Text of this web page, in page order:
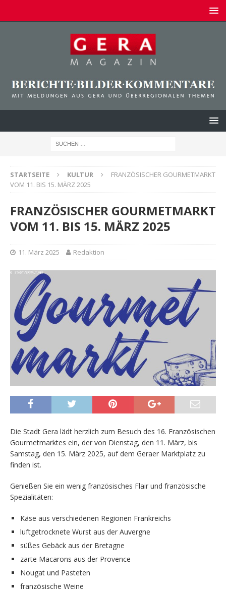
STARTSEITE KULTUR
FRANZÖSISCHER GOURMETMARKT
VOM 11. BIS 15. MÄRZ 2025
FRANZÖSISCHER GOURMETMARKT
VOM 11. BIS 15. MÄRZ 2025
11. März 2025 Redaktion
Die Stadt Gera lädt herzlich zum Besuch des 16. Französischen
Gourmetmarktes ein, der von Dienstag, den 11. März, bis
Samstag, den 15. März 2025, auf dem Geraer Marktplatz zu
finden ist.
Genießen Sie ein wenig französisches Flair und französische
Spezialitäten:
Käse aus verschiedenen Regionen Frankreichs
luftgetrocknete Wurst aus der Auvergne
süßes Gebäck aus der Bretagne
zarte Macarons aus der Provence
Nougat und Pasteten
französische Weine